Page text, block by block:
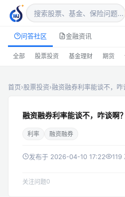
问答社区 金融资讯
全部 股票投资 基金理财 期货
首页›股票投资›融资融券利率能谈不，
融资融券利率能谈不，咋谈啊？
利率 融资融券
发布于 2026-04-10 17:22 119
关注问题0